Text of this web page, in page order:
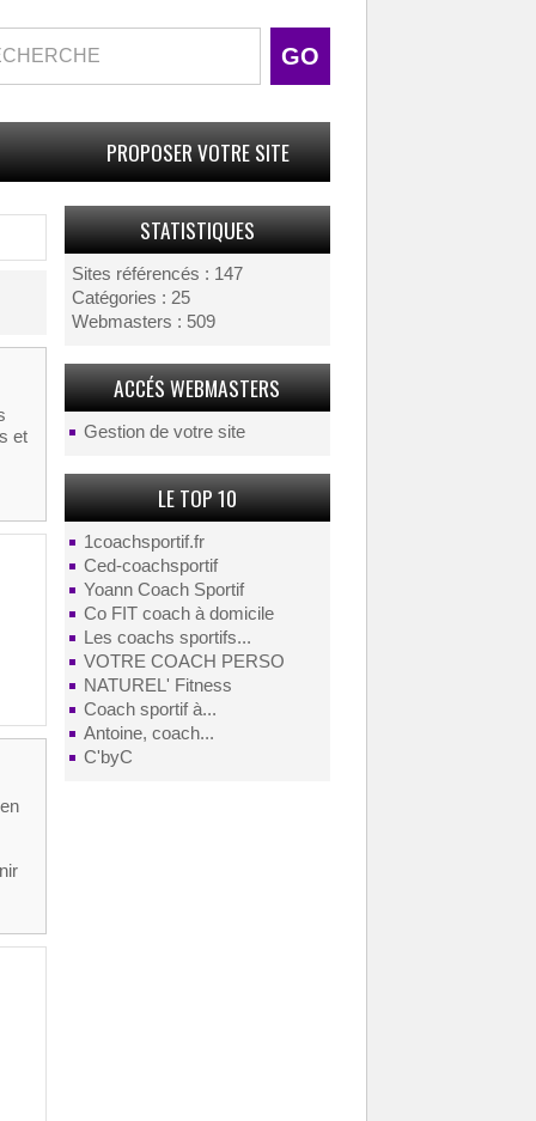
PROPOSER VOTRE SITE
STATISTIQUES
Sites référencés : 147
Catégories : 25
Webmasters : 509
ACCÉS WEBMASTERS
Gestion de votre site
LE TOP 10
1coachsportif.fr
Ced-coachsportif
Yoann Coach Sportif
Co FIT coach à domicile
Les coachs sportifs...
VOTRE COACH PERSO
NATUREL' Fitness
Coach sportif à...
Antoine, coach...
C'byC
et